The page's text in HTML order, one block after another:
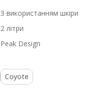
З використанням шкіри
2 літри
Peak Design
Coyote